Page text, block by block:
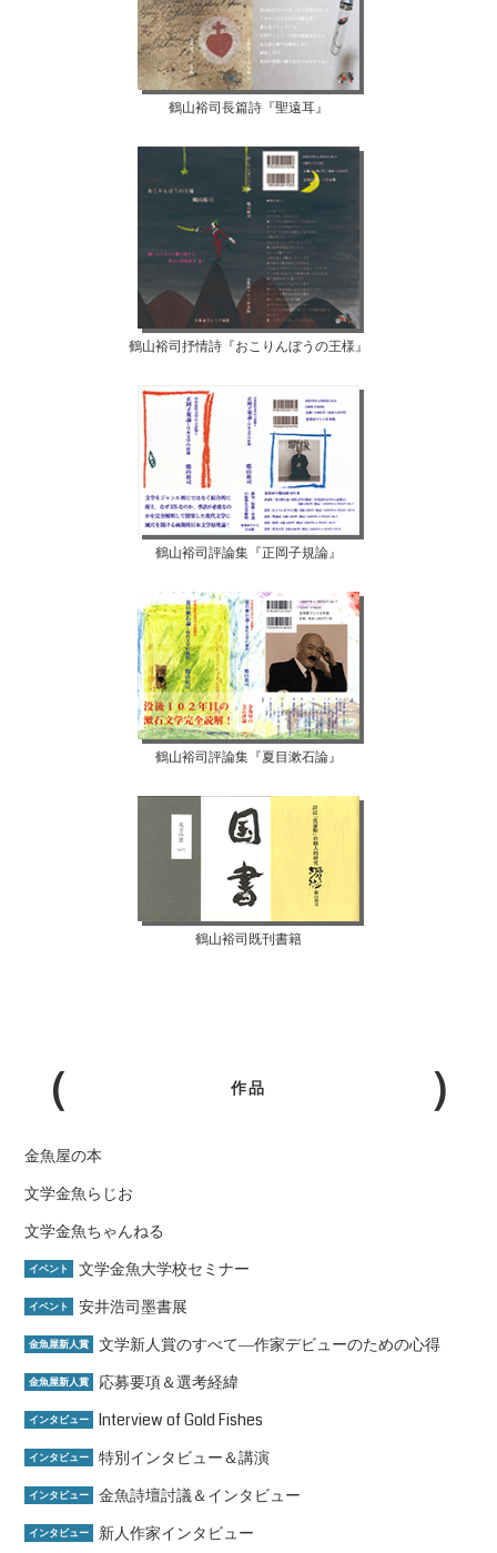
鶴山裕司長篇詩『聖遠耳』
鶴山裕司抒情詩『おこりんぼうの王様』
鶴山裕司評論集『正岡子規論』
鶴山裕司評論集『夏目漱石論』
鶴山裕司既刊書籍
作品
金魚屋の本
文学金魚らじお
文学金魚ちゃんねる
イベント 文学金魚大学校セミナー
イベント 安井浩司墨書展
金魚屋新人賞 文学新人賞のすべて―作家デビューのための心得
金魚屋新人賞 応募要項＆選考経緯
インタビュー Interview of Gold Fishes
インタビュー 特別インタビュー＆講演
インタビュー 金魚詩壇討議＆インタビュー
インタビュー 新人作家インタビュー